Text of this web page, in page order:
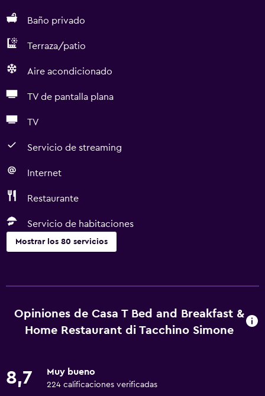
Baño privado
Terraza/patio
Aire acondicionado
TV de pantalla plana
TV
Servicio de streaming
Internet
Restaurante
Servicio de habitaciones
Mostrar los 80 servicios
Wifi gratis
Wifi disponible en todas las instalaciones
Internet
Extinguidor
Opiniones de Casa T Bed and Breakfast &
Home Restaurant di Tacchino Simone
8,7 Muy bueno
224 calificaciones verificadas